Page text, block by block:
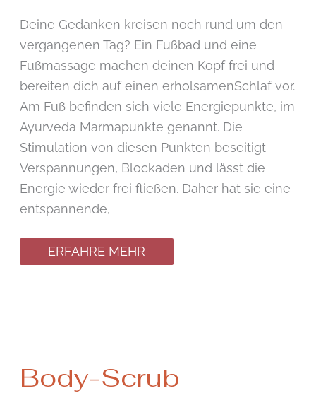
Deine Gedanken kreisen noch rund um den
vergangenen Tag? Ein Fußbad und eine
Fußmassage machen deinen Kopf frei und
bereiten dich auf einen erholsamenSchlaf vor.
Am Fuß befinden sich viele Energiepunkte, im
Ayurveda Marmapunkte genannt. Die
Stimulation von diesen Punkten beseitigt
Verspannungen, Blockaden und lässt die
Energie wieder frei fließen. Daher hat sie eine
entspannende,
ERFAHRE MEHR
Body-Scrub
Body-
Scrub